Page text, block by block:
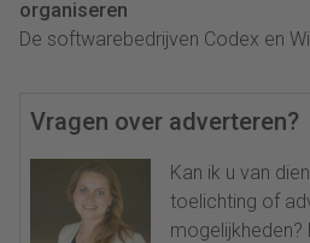
organiseren
De softwarebedrijven Codex en
Vragen over adverteren?
Kan ik u van
toelichting of
mogelijkheden?